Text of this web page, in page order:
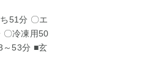
51分 〇エ
〇冷凍用50
～53分 ■玄